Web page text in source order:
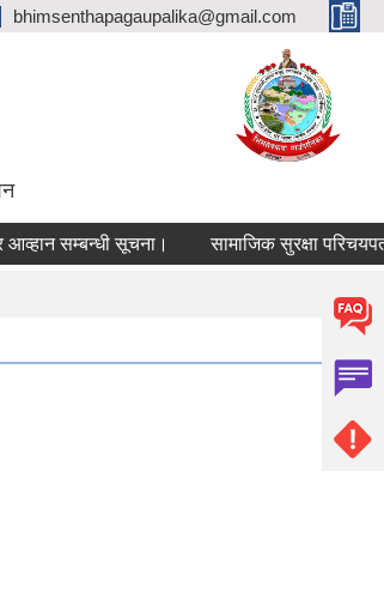
bhimsenthapagaupalika@gmail.com
सम्बन्धी सूचना। सामाजिक सुरक्षा